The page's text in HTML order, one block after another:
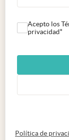
Acepto los
privacidad*
Política de